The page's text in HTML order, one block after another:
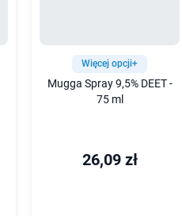
Więcej opcji+
Mugga Spray 9,5% DEET -
75 ml
26,09 zł